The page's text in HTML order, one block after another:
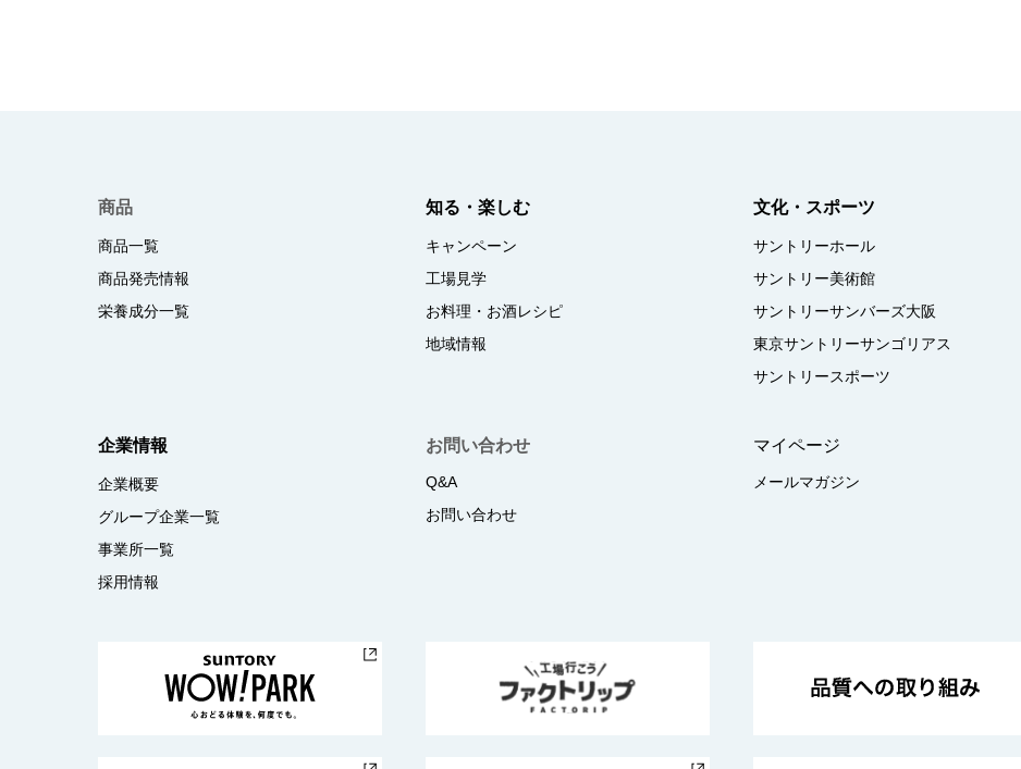
商品
商品一覧
商品発売情報
栄養成分一覧
知る・楽しむ
キャンペーン
工場見学
お料理・お酒レシピ
地域情報
文化・スポーツ
サントリーホール
サントリー美術館
サントリーサンバーズ大阪
東京サントリーサンゴリアス
サントリースポーツ
企業情報
企業概要
グループ企業一覧
事業所一覧
採用情報
お問い合わせ
Q&A
お問い合わせ
マイページ
メールマガジン